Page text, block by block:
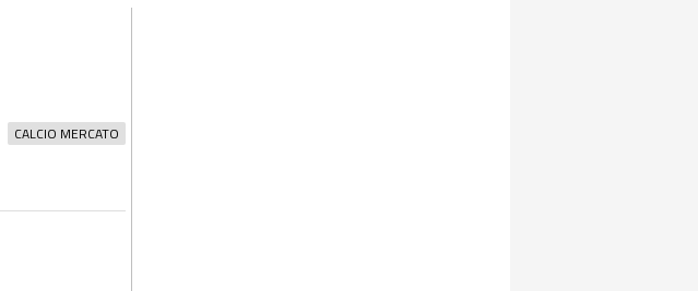
CALCIO MERCATO